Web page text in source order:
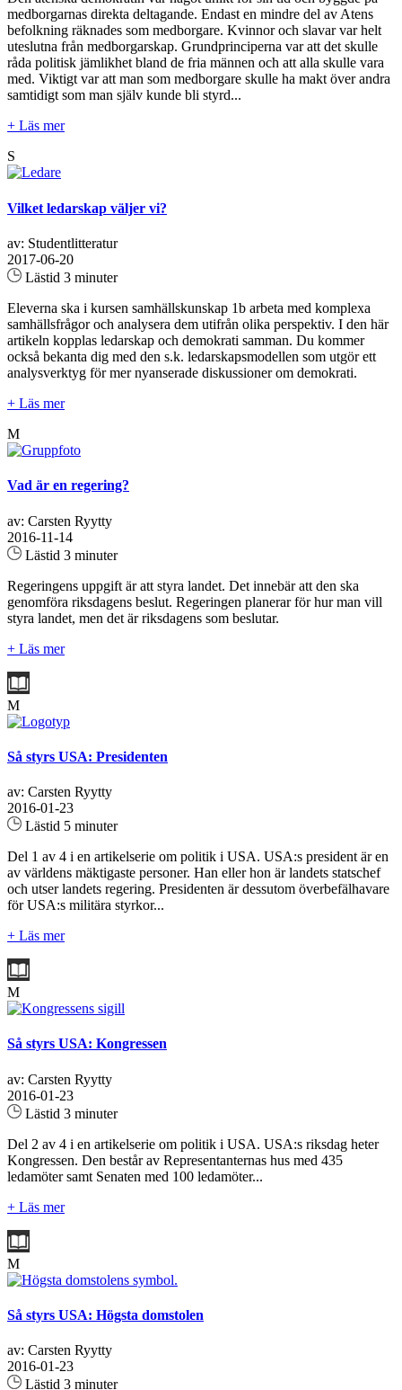
medborgarnas direkta deltagande. Endast en mindre del av Atens
befolkning räknades som medborgare. Kvinnor och slavar var helt
uteslutna från medborgarskap. Grundprinciperna var att det skulle
råda politisk jämlikhet bland de fria männen och att alla skulle vara
med. Viktigt var att man som medborgare skulle ha makt över andra
samtidigt som man själv kunde bli styrd...
+ Läs mer
S
Vilket ledarskap väljer vi?
av: Studentlitteratur
2017-06-20
Lästid 3 minuter
Eleverna ska i kursen samhällskunskap 1b arbeta med komplexa
samhällsfrågor och analysera dem utifrån olika perspektiv. I den här
artikeln kopplas ledarskap och demokrati samman. Du kommer
också bekanta dig med den s.k. ledarskapsmodellen som utgör ett
analysverktyg för mer nyanserade diskussioner om demokrati.
+ Läs mer
M
Vad är en regering?
av: Carsten Ryytty
2016-11-14
Lästid 3 minuter
Regeringens uppgift är att styra landet. Det innebär att den ska
genomföra riksdagens beslut. Regeringen planerar för hur man vill
styra landet, men det är riksdagens som beslutar.
+ Läs mer
M
Så styrs USA: Presidenten
av: Carsten Ryytty
2016-01-23
Lästid 5 minuter
Del 1 av 4 i en artikelserie om politik i USA. USA:s president är en
av världens mäktigaste personer. Han eller hon är landets statschef
och utser landets regering. Presidenten är dessutom överbefälhavare
för USA:s militära styrkor...
+ Läs mer
M
Så styrs USA: Kongressen
av: Carsten Ryytty
2016-01-23
Lästid 3 minuter
Del 2 av 4 i en artikelserie om politik i USA. USA:s riksdag heter
Kongressen. Den består av Representanternas hus med 435
ledamöter samt Senaten med 100 ledamöter...
+ Läs mer
M
Så styrs USA: Högsta domstolen
av: Carsten Ryytty
2016-01-23
Lästid 3 minuter